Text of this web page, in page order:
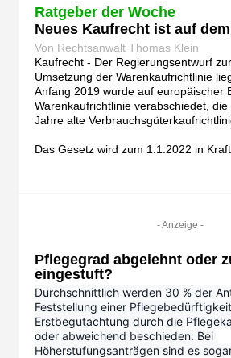
Ratgeber der Woche
Neues Kaufrecht ist auf
Von Rechtsanwalt Thomas Klein
Kaufrecht - Der Regierungsentwurf
Umsetzung der Warenkaufrichtlinie
Anfang 2019 wurde auf europäischer
Warenkaufrichtlinie verabschiedet,
Jahre alte
Das Gesetz wird zum 1.1.2022 in
- Anzeige -
Pflegegrad abgelehnt oder
eingestuft?
Durchschnittlich werden 30 % der
Feststellung einer
Erstbegutachtung durch die
oder abweichend beschieden. Bei
Höherstufungsanträgen sind es